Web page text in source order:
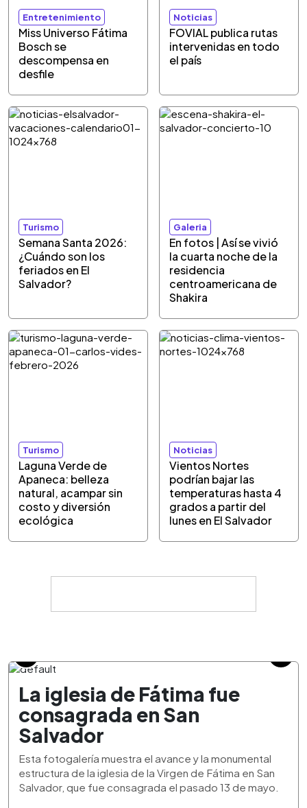
Entretenimiento
Miss Universo Fátima
Bosch se
descompensa en
desfile
Noticias
FOVIAL publica rutas
intervenidas en todo
el país
Turismo
Semana Santa 2026:
¿Cuándo son los
feriados en El
Salvador?
Galeria
En fotos | Así se vivió
la cuarta noche de la
residencia
centroamericana de
Shakira
Turismo
Laguna Verde de
Apaneca: belleza
natural, acampar sin
costo y diversión
ecológica
Noticias
Vientos Nortes
podrían bajar las
temperaturas hasta 4
grados a partir del
lunes en El Salvador
La iglesia de Fátima fue
consagrada en San
Salvador
Esta fotogalería muestra el avance y la monumental
estructura de la iglesia de la Virgen de Fátima en San
Salvador, que fue consagrada el pasado 13 de mayo.